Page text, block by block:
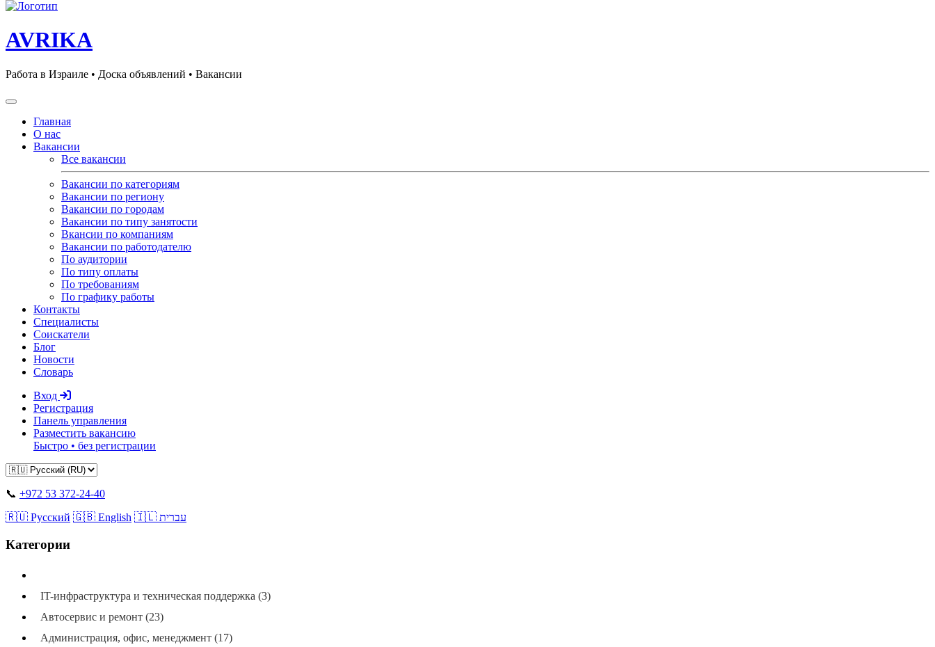
AVRIKA
Работа в Израиле • Доска объявлений • Вакансии
Главная
О нас
Вакансии
Все вакансии
Вакансии по категориям
Вакансии по региону
Вакансии по городам
Вакансии по типу занятости
Вкансии по компаниям
Вакансии по работодателю
По аудитории
По типу оплаты
По требованиям
По графику работы
Контакты
Специалисты
Соискатели
Блог
Новости
Словарь
Вход
Регистрация
Панель управления
Разместить вакансию
Быстро • без регистрации
📞 +972 53 372-24-40
🇷🇺 Русский 🇬🇧 English 🇮🇱 עברית
Категории
IT-инфраструктура и техническая поддержка (3)
Автосервис и ремонт (23)
Администрация, офис, менеджмент (17)